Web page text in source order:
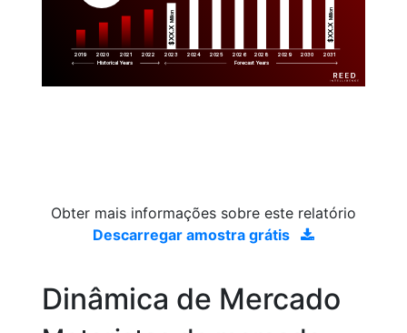
2019 2020 2021 2022 2023 2024 2025 2026 2028 2029 2030 2031
$XX.X
Million
$XX.X
Million
Historical Years Forecast Years
Obter mais informações sobre este relatório
Descarregar amostra grátis
Dinâmica de Mercado